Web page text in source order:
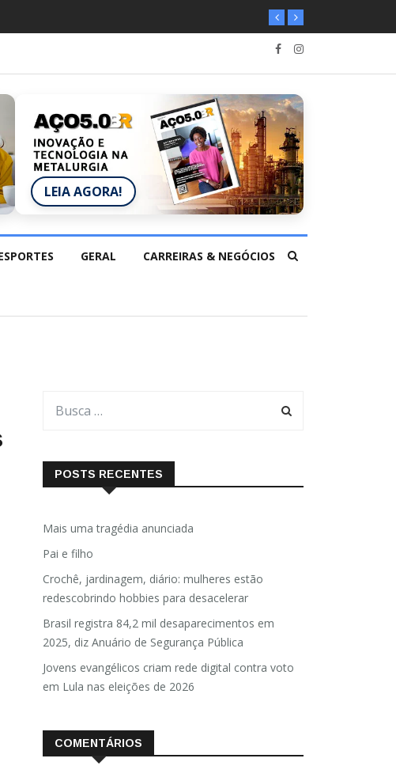
LEIA AGORA!
GERAL CARREIRAS & NEGÓCIOS
POSTS RECENTES
Mais uma tragédia anunciada
Pai e filho
Crochê, jardinagem, diário: mulheres estão
redescobrindo hobbies para desacelerar
Brasil registra 84,2 mil desaparecimentos em
2025, diz Anuário de Segurança Pública
Jovens evangélicos criam rede digital contra voto
em Lula nas eleições de 2026
COMENTÁRIOS